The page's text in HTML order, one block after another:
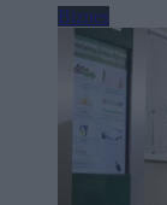
Biznes